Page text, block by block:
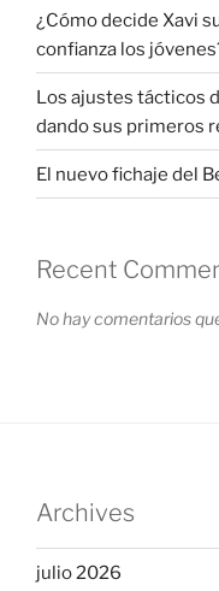
¿Cómo decide Xavi
confianza los
Los ajustes tácticos
dando sus primeros
El nuevo fichaje del
Recent
No hay comentarios
Archives
julio 2026